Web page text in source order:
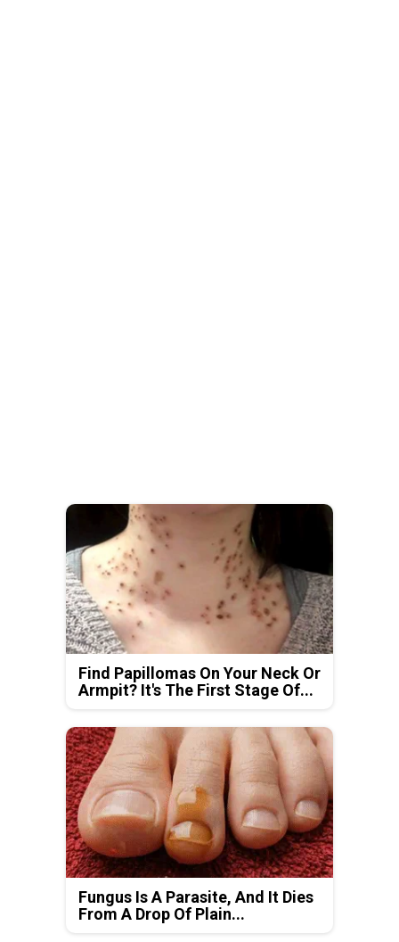
Find Papillomas On Your Neck Or
Armpit? It's The First Stage Of...
Fungus Is A Parasite, And It Dies
From A Drop Of Plain...